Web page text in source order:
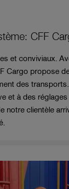
CFF
et conviviaux.
Cargo propose
des
et à des
notre clientèle